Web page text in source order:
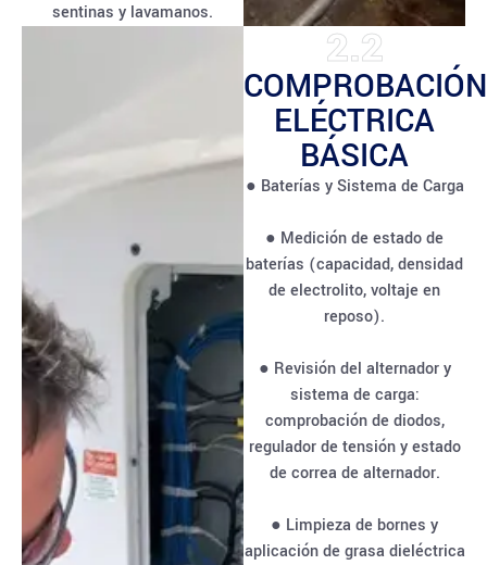
sentinas y lavamanos.
2.2
COMPROBACIÓN
ELÉCTRICA
BÁSICA
● Baterías y Sistema de Carga
● Medición de estado de
baterías (capacidad, densidad
de electrolito, voltaje en
reposo).
● Revisión del alternador y
sistema de carga:
comprobación de diodos,
regulador de tensión y estado
de correa de alternador.
● Limpieza de bornes y
aplicación de grasa dieléctrica